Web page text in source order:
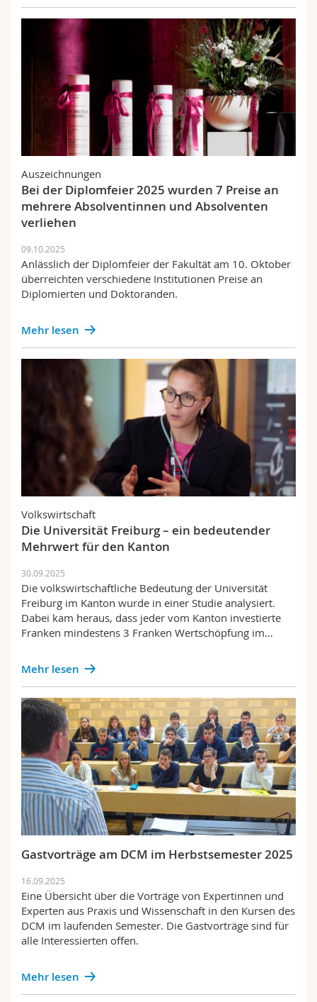
Auszeichnungen
Bei der Diplomfeier 2025 wurden 7 Preise an
mehrere Absolventinnen und Absolventen
verliehen
09.10.2025
Anlässlich der Diplomfeier der Fakultät am 10. Oktober
überreichten verschiedene Institutionen Preise an
Diplomierten und Doktoranden.
Mehr lesen
Volkswirtschaft
Die Universität Freiburg – ein bedeutender
Mehrwert für den Kanton
30.09.2025
Die volkswirtschaftliche Bedeutung der Universität
Freiburg im Kanton wurde in einer Studie analysiert.
Dabei kam heraus, dass jeder vom Kanton investierte
Franken mindestens 3 Franken Wertschöpfung im…
Mehr lesen
Gastvorträge am DCM im Herbstsemester 2025
16.09.2025
Eine Übersicht über die Vorträge von Expertinnen und
Experten aus Praxis und Wissenschaft in den Kursen des
DCM im laufenden Semester. Die Gastvorträge sind für
alle Interessierten offen.
Mehr lesen